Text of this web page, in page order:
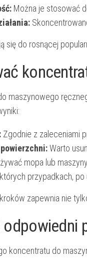
Można je stosować
się do rosnącej
maszynowego
Zgodnie z zaleceniami
Warto
mopa lub
przypadkach, po
zapewnia nie
koncentratu do